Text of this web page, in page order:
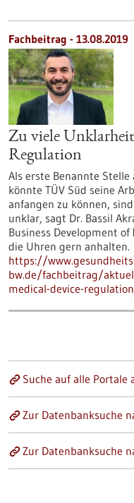
Fachbeitrag - 13.08.2019
Zu viele
Regulation
Als erste Benannte
könnte TÜV Süd seine
anfangen zu können,
unklar, sagt Dr. Bassil
Business Development
die Uhren gern anhalten.
https://
bw.de/fachbeitrag/
medical-device-regulation
Suche auf alle Portale
Zur Datenbanksuche
Zur Datenbanksuche